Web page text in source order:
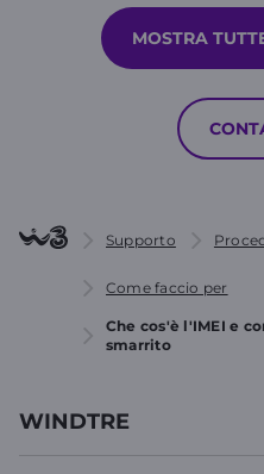
MOSTRA
Supporto
Come faccio per
Che cos'è l'IMEI e
smarrito
WINDTRE